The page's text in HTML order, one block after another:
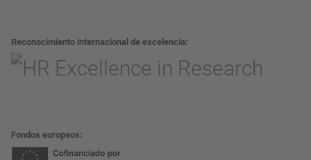
Reconocimiento internacional de excelencia
Fondos europeos